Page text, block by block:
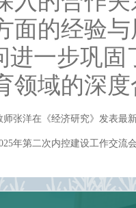
面的经验
进一步巩
领域的深
师张洋在《经济研究》发表最
年第二次内控建设工作交流